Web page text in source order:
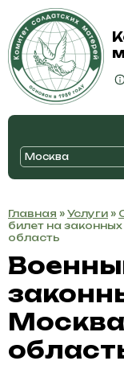
Москва
Главная » Услуги »
билет на
область